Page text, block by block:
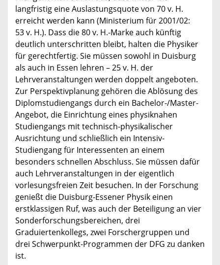
langfristig eine Auslastungsquote von 70 v. H.
erreicht werden kann (Ministerium für 2001/02:
53 v. H.). Dass die 80 v. H.-Marke auch künftig
deutlich unterschritten bleibt, halten die Physiker
für gerechtfertig. Sie müssen sowohl in Duisburg
als auch in Essen lehren – 25 v. H. der
Lehrveranstaltungen werden doppelt angeboten.
Zur Perspektivplanung gehören die Ablösung des
Diplomstudiengangs durch ein Bachelor-/Master-
Angebot, die Einrichtung eines physiknahen
Studiengangs mit technisch-physikalischer
Ausrichtung und schließlich ein Intensiv-
Studiengang für Interessenten an einem
besonders schnellen Abschluss. Sie müssen dafür
auch Lehrveranstaltungen in der eigentlich
vorlesungsfreien Zeit besuchen. In der Forschung
genießt die Duisburg-Essener Physik einen
erstklassigen Ruf, was auch der Beteiligung an vier
Sonderforschungsbereichen, drei
Graduiertenkollegs, zwei Forschergruppen und
drei Schwerpunkt-Programmen der DFG zu danken
ist.